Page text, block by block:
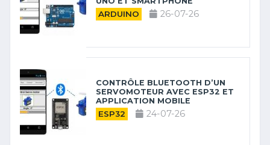
ARDUINO 26-07-26
CONTRÔLE BLUETOOTH D’UN
SERVOMOTEUR AVEC ESP32 ET
APPLICATION MOBILE
ESP32 24-07-26